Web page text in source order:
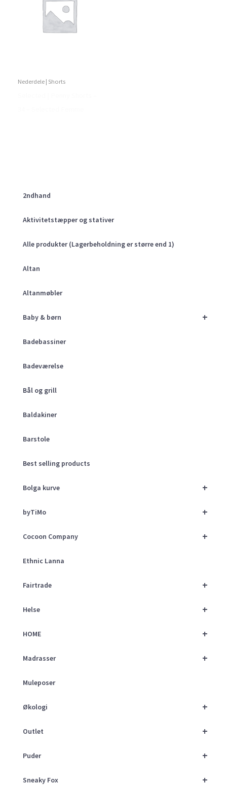
2ndhand
Aktivitetstæpper og stativer
Alle produkter (Lagerbeholdning er større end 1)
Altan
Altanmøbler
+
Baby & børn
Badebassiner
Badeværelse
Bål og grill
Baldakiner
Barstole
Best selling products
+
Bolga kurve
+
byTiMo
+
Cocoon Company
Ethnic Lanna
+
Fairtrade
+
Helse
+
HOME
+
Madrasser
Muleposer
+
Økologi
+
Outlet
+
Puder
+
Sneaky Fox
Nederdele | Shorts